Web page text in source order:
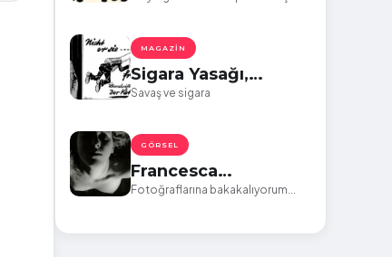
MAGAZIN
Sigara Yasağı,
Faşizm ve Hitler
Savaş ve sigara
GÖRSEL
Francesca
Woodman:
netleşen bir imge
Fotoğraflarına bakakalıyorum...